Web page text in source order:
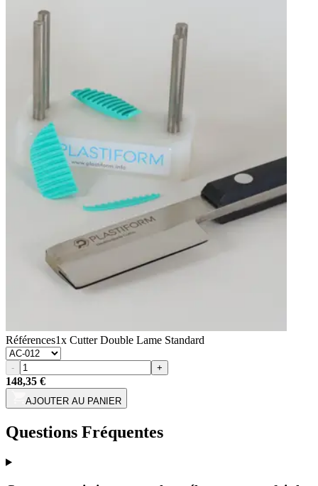
Références1x Cutter Double Lame Standard
- +
148,35 €
AJOUTER AU PANIER
Questions Fréquentes